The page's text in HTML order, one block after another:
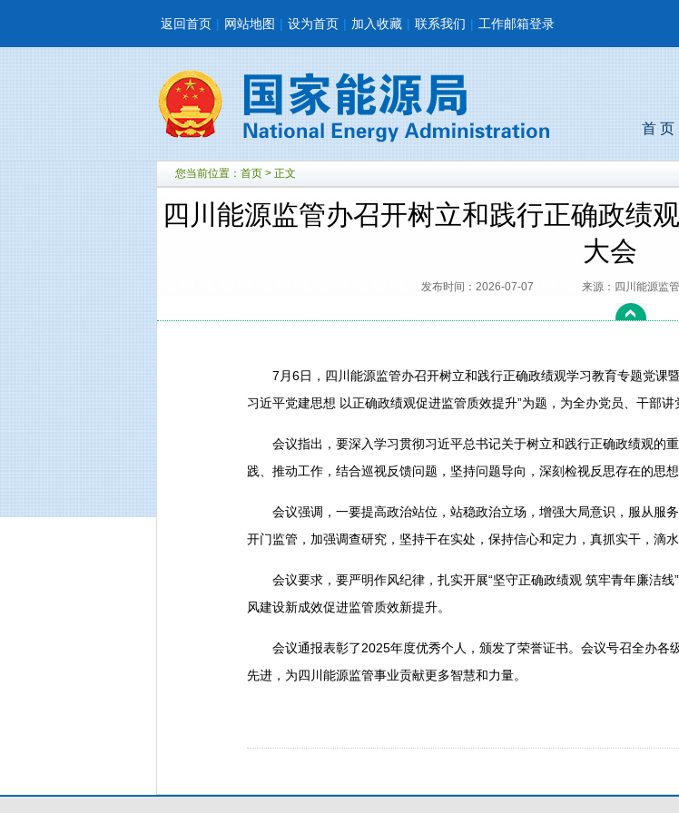
返回首页 | 网站地图 | 设为首页 | 加入收藏 | 联系我们 | 工作邮箱登录
首 页
您当前位置： 首页 > 正文
四川能源监管办召开树立和践行正确政绩
大会
发布时间：2026-07-07 来源：四川能源监
7月6日，四川能源监管办召开树立和践行正确政绩观学习教育专题党课
习近平党建思想 以正确政绩观促进监管质效提升”为题，为全办党员、干部讲
会议指出，要深入学习贯彻习近平总书记关于树立和践行正确政绩观的
践、推动工作，结合巡视反馈问题，坚持问题导向，深刻检视反思存在的思想
会议强调，一要提高政治站位，站稳政治立场，增强大局意识，服从服
开门监管，加强调查研究，坚持干在实处，保持信心和定力，真抓实干，滴
会议要求，要严明作风纪律，扎实开展“坚守正确政绩观 筑牢青年廉洁
风建设新成效促进监管质效新提升。
会议通报表彰了2025年度优秀个人，颁发了荣誉证书。会议号召全办各
先进，为四川能源监管事业贡献更多智慧和力量。